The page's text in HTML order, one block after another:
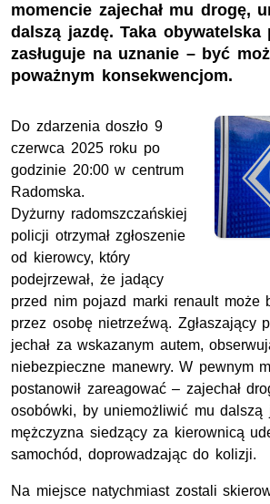
momencie zajechał mu drogę,
dalszą jazdę. Taka obywatelska
zasługuje na uznanie – być
poważnym konsekwencjom.
Do zdarzenia doszło 9
czerwca 2025 roku po
godzinie 20:00 w centrum
Radomska.
Dyżurny radomszczańskiej
policji otrzymał zgłoszenie
od kierowcy, który
podejrzewał, że jadący
przed nim pojazd marki renault może
przez osobę nietrzeźwą. Zgłaszający
jechał za wskazanym autem,
niebezpieczne manewry. W pewnym
postanowił zareagować – zajechał
osobówki, by uniemożliwić mu dalszą
mężczyzna siedzący za kierownicą
samochód, doprowadzając do kolizji.
Na miejsce natychmiast zostali